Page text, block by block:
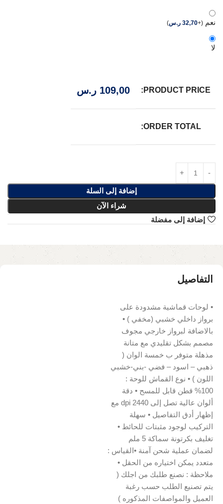
نعم (
+
32,70 ر.س)
لا
PRODUCT PRICE:
109,00 ر.س
ORDER TOTAL:
إضافة إلى السلة
شراء الآن
إضافة إلى مفضلة
التفاصيل
• لوحات قماشية مشدودة على
برواز داخلي خشبي (مخفي ) •
بالاضافة لبرواز خارجي مجوف
مصمم بشكل تقليدي مع متانة
مذهلة متوفر ب خمسة الوان (
ذهبي – اسود – فضي -بني-خشبي
اللون ) • نوع القماش للوحة :
100% قطن قابل للمسح • دقة
ألوان عالية تصل إلى 2440 dpi مع
إظهار أدق التفاصيل • سهلة
التركيب لوجود مثبتات للحائط •
تغليف بكرتونة سماكة 5 ملم
لضمان عملية شحن آمنة •القياس :
متعدد يمكن اختياره من الحقل •
ملاحظة : نصنع طلبك من اجلك (
يتم تصنيع الطلب حسب رغبة
العميل والمواصفات المذكوره )